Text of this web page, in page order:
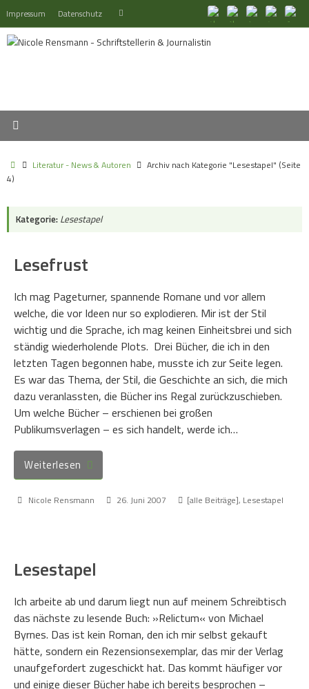
Inhalt
springen
Impressum Datenschutz Suchen
StartLiteratur - News & Autoren Archiv nach Kategorie "Lesestapel" (Seite
4)
Kategorie: Lesestapel
Lesefrust
Ich mag Pageturner, spannende Romane und vor allem
welche, die vor Ideen nur so explodieren. Mir ist der Stil
wichtig und die Sprache, ich mag keinen Einheitsbrei und sich
ständig wiederholende Plots. Drei Bücher, die ich in den
letzten Tagen begonnen habe, musste ich zur Seite legen.
Es war das Thema, der Stil, die Geschichte an sich, die mich
dazu veranlassten, die Bücher ins Regal zurückzuschieben.
Um welche Bücher – erschienen bei großen
Publikumsverlagen – es sich handelt, werde ich…
Weiterlesen
Nicole Rensmann 26. Juni 2007 [alle Beiträge], Lesestapel
Lesestapel
Ich arbeite ab und darum liegt nun auf meinem Schreibtisch
das nächste zu lesende Buch: »Relictum« von Michael
Byrnes. Das ist kein Roman, den ich mir selbst gekauft
hätte, sondern ein Rezensionsexemplar, das mir der Verlag
unaufgefordert zugeschickt hat. Das kommt häufiger vor
und einige dieser Bücher habe ich bereits besprochen –